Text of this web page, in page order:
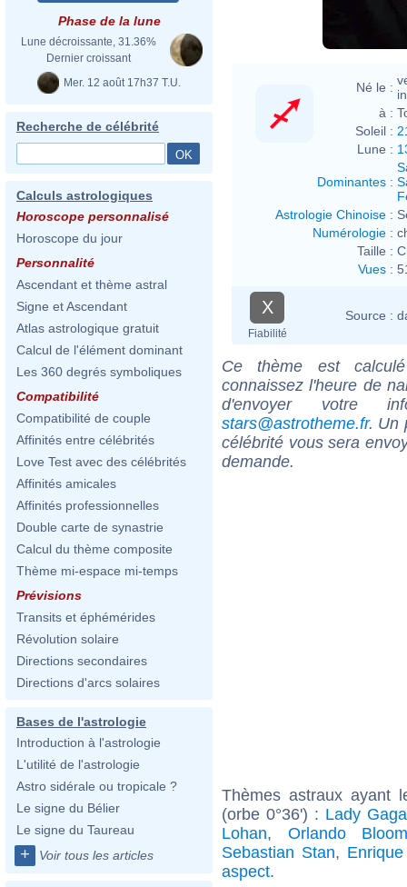
Phase de la lune
Lune décroissante, 31.36%
Dernier croissant
Mer. 12 août 17h37 T.U.
Recherche de célébrité
Calculs astrologiques
Horoscope personnalisé
Horoscope du jour
Personnalité
Ascendant et thème astral
Signe et Ascendant
Atlas astrologique gratuit
Calcul de l'élément dominant
Les 360 degrés symboliques
Compatibilité
Compatibilité de couple
Affinités entre célébrités
Love Test avec des célébrités
Affinités amicales
Affinités professionnelles
Double carte de synastrie
Calcul du thème composite
Thème mi-espace mi-temps
Prévisions
Transits et éphémérides
Révolution solaire
Directions secondaires
Directions d'arcs solaires
Bases de l'astrologie
Introduction à l'astrologie
L'utilité de l'astrologie
Astro sidérale ou tropicale ?
Le signe du Bélier
Le signe du Taureau
+ Voir tous les articles
Né le :
à :
Soleil :
Lune :
Dominantes :
Astrologie Chinoise :
Numérologie :
Taille :
Vues :
X
Fiabilité
Source :
Ce thème est
connaissez l'heure de
d'envoyer votre
stars@astrotheme.fr. Un
célébrité vous sera
demande.
Thèmes astraux ayant
(orbe 0°36') : Lady Gaga
Lohan, Orlando Bloom
Sebastian Stan,
aspect.